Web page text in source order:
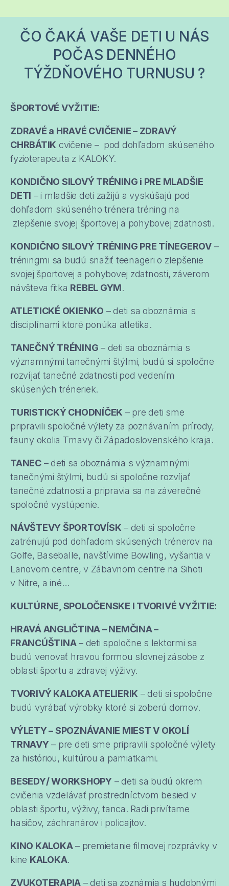
ČO ČAKÁ VAŠE DETI U NÁS
POČAS DENNÉHO
TÝŽDŇOVÉHO TURNUSU ?
ŠPORTOVÉ VYŽITIE:
ZDRAVÉ a HRAVÉ CVIČENIE – ZDRAVÝ
CHRBÁTIK cvičenie – pod dohľadom skúseného
fyzioterapeuta z KALOKY.
KONDIČNO SILOVÝ TRÉNING i PRE MLADŠIE
DETI – i mladšie deti zažijú a vyskúšajú pod
dohľadom skúseného trénera tréning na
zlepšenie svojej športovej a pohybovej zdatnosti.
KONDIČNO SILOVÝ TRÉNING PRE TÍNEGEROV–
tréningmi sa budú snažiť teenageri o zlepšenie
svojej športovej a pohybovej zdatnosti, záverom
návšteva fitka REBEL GYM.
ATLETICKÉ OKIENKO – deti sa oboznámia s
disciplínami ktoré ponúka atletika.
TANEČNÝ TRÉNING – deti sa oboznámia s
významnými tanečnými štýlmi, budú si spoločne
rozvíjať tanečné zdatnosti pod vedením
skúsených tréneriek.
TURISTICKÝ CHODNÍČEK – pre deti sme
pripravili spoločné výlety za poznávaním prírody,
fauny okolia Trnavy či Západoslovenského kraja.
TANEC– deti sa oboznámia s významnými
tanečnými štýlmi, budú si spoločne rozvíjať
tanečné zdatnosti a pripravia sa na záverečné
spoločné vystúpenie.
NÁVŠTEVY ŠPORTOVÍSK – deti si spoločne
zatrénujú pod dohľadom skúsených trénerov na
Golfe, Baseballe, navštívime Bowling, vyšantia v
Lanovom centre, v Zábavnom centre na Sihoti
v Nitre, a iné…
KULTÚRNE, SPOLOČENSKE I TVORIVÉ VYŽITIE:
HRAVÁ ANGLIČTINA – NEMČINA –
FRANCÚŠTINA– deti spoločne s lektormi sa
budú venovať hravou formou slovnej zásobe z
oblasti športu a zdravej výživy.
TVORIVÝ KALOKA ATELIERIK – deti si spoločne
budú vyrábať výrobky ktoré si zoberú domov.
VÝLETY – SPOZNÁVANIE MIEST V OKOLÍ
TRNAVY– pre deti sme pripravili spoločné výlety
za históriou, kultúrou a pamiatkami.
BESEDY/ WORKSHOPY– deti sa budú okrem
cvičenia vzdelávať prostredníctvom besied v
oblasti športu, výživy, tanca. Radi privítame
hasičov, záchranárov i policajtov.
KINO KALOKA– premietanie filmovej rozprávky v
kine KALOKA.
ZVUKOTERAPIA – deti sa zoznámia s hudobnými